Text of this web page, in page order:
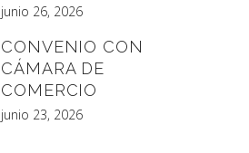
junio 26, 2026
CONVENIO CON
CÁMARA DE
COMERCIO
junio 23, 2026